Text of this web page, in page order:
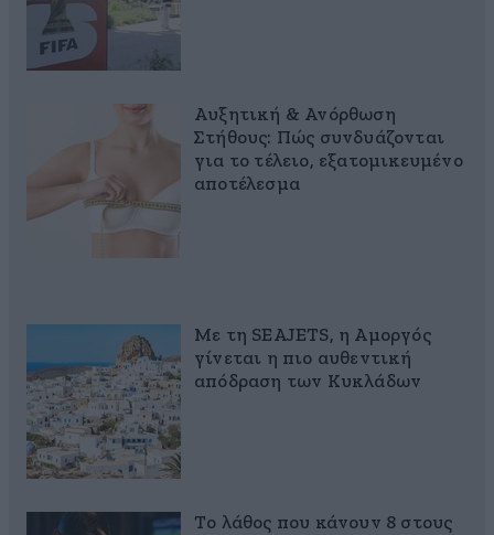
Αυξητική & Ανόρθωση
Στήθους: Πώς συνδυάζονται
για το τέλειο, εξατομικευμένο
αποτέλεσμα
Με τη SEAJETS, η Αμοργός
γίνεται η πιο αυθεντική
απόδραση των Κυκλάδων
Το λάθος που κάνουν 8 στους